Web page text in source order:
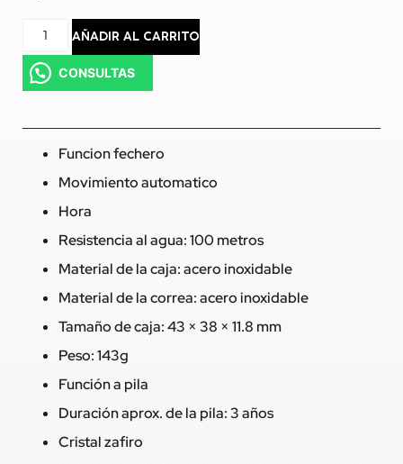
AÑADIR AL CARRITO
CONSULTAS
Funcion fechero
Movimiento automatico
Hora
Resistencia al agua: 100 metros
Material de la caja: acero inoxidable
Material de la correa: acero inoxidable
Tamaño de caja: 43 × 38 × 11.8 mm
Peso: 143g
Función a pila
Duración aprox. de la pila: 3 años
Cristal zafiro